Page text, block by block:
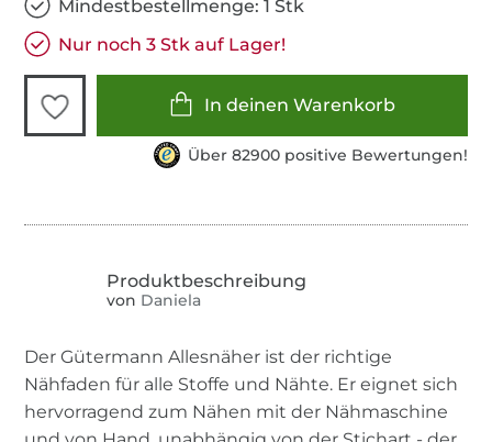
Mindestbestellmenge: 1 Stk
Nur noch 3 Stk auf Lager!
In deinen Warenkorb
Über 82900 positive Bewertungen!
von Daniela
Der Gütermann Allesnäher ist der richtige
Nähfaden für alle Stoffe und Nähte. Er eignet sich
hervorragend zum Nähen mit der Nähmaschine